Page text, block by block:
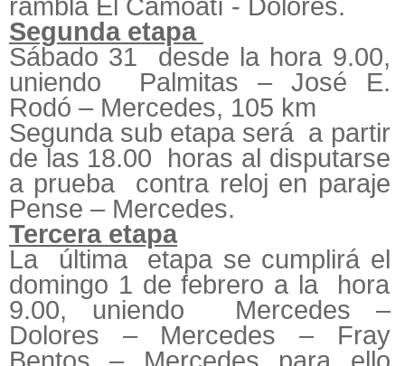
rambla El Camoatí - Dolores.
Segunda etapa
Sábado 31 desde la hora 9.00,
uniendo Palmitas – José E.
Rodó – Mercedes, 105 km
Segunda sub etapa será a partir
de las 18.00 horas al disputarse
a prueba contra reloj en paraje
Pense – Mercedes.
Tercera etapa
La última etapa se cumplirá el
domingo 1 de febrero a la hora
9.00, uniendo Mercedes –
Dolores – Mercedes – Fray